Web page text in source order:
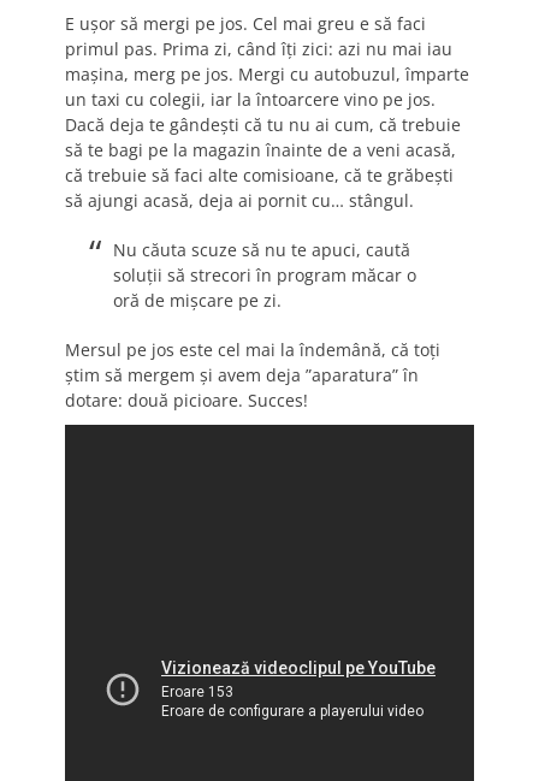
E ușor să mergi pe jos. Cel mai greu e să faci
primul pas. Prima zi, când îți zici: azi nu mai iau
mașina, merg pe jos. Mergi cu autobuzul, împarte
un taxi cu colegii, iar la întoarcere vino pe jos.
Dacă deja te gândești că tu nu ai cum, că trebuie
să te bagi pe la magazin înainte de a veni acasă,
că trebuie să faci alte comisioane, că te grăbești
să ajungi acasă, deja ai pornit cu… stângul.
Nu căuta scuze să nu te apuci, caută
soluții să strecori în program măcar o
oră de mișcare pe zi.
Mersul pe jos este cel mai la îndemână, că toți
știm să mergem și avem deja ”aparatura” în
dotare: două picioare. Succes!